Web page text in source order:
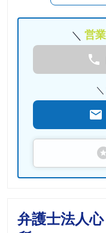
営
弁護士法人